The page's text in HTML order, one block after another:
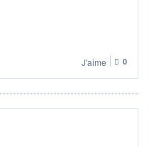
J'aime 0